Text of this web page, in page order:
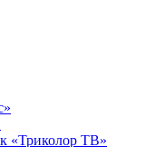
«Триколор ТВ»